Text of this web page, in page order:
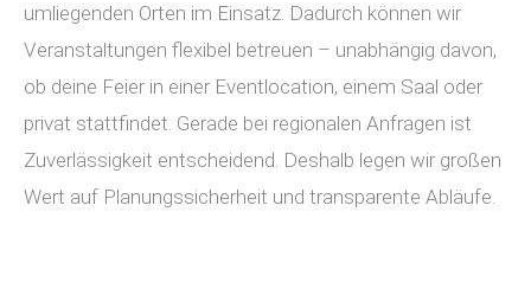
umliegenden Orten im Einsatz. Dadurch können wir
Veranstaltungen flexibel betreuen – unabhängig davon,
ob deine Feier in einer Eventlocation, einem Saal oder
privat stattfindet. Gerade bei regionalen Anfragen ist
Zuverlässigkeit entscheidend. Deshalb legen wir großen
Wert auf Planungssicherheit und transparente Abläufe.